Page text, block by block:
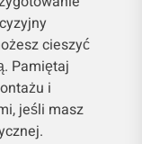
cieszyć
Pamiętaj
i
jeśli masz